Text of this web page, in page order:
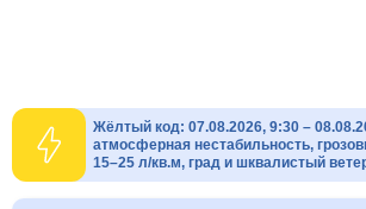
Жёлтый код: 07.08.2026, 9:30 –
атмосферная нестабильность,
15–25 л/кв.м, град и шквалистый